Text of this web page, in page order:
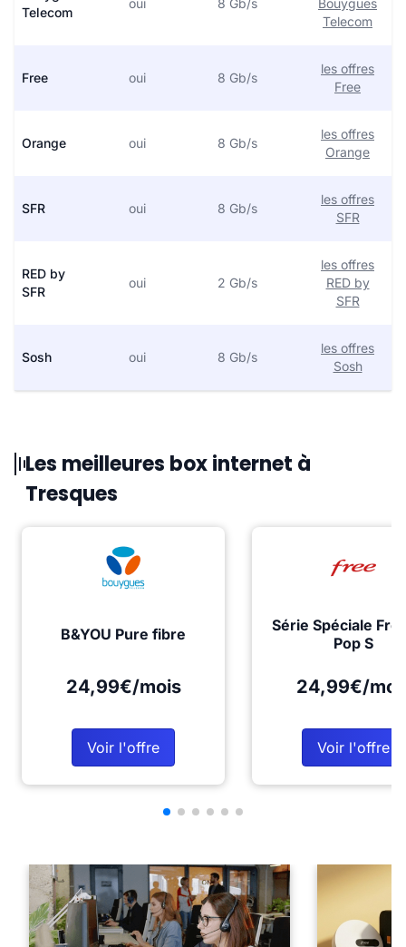
Telecom
oui 8 Gb/s
Bouygues
Telecom
Free oui 8 Gb/s
les offres
Free
Orange oui 8 Gb/s
les offres
Orange
SFR oui 8 Gb/s
les offres
SFR
RED by
SFR
oui 2 Gb/s
les offres
RED by
SFR
Sosh oui 8 Gb/s
les offres
Sosh
Les meilleures box internet à
Tresques
B&YOU Pure fibre
24,99€/mois
Voir l'offre
Série Spéciale
Pop S
24,99€/
Voir l'offre